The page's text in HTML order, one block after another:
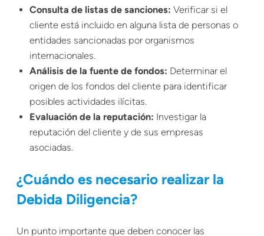
Consulta de listas de sanciones: Verificar si el
cliente está incluido en alguna lista de personas o
entidades sancionadas por organismos
internacionales.
Análisis de la fuente de fondos: Determinar el
origen de los fondos del cliente para identificar
posibles actividades ilícitas.
Evaluación de la reputación: Investigar la
reputación del cliente y de sus empresas
asociadas.
¿Cuándo es necesario realizar la
Debida Diligencia?
Un punto importante que deben conocer las